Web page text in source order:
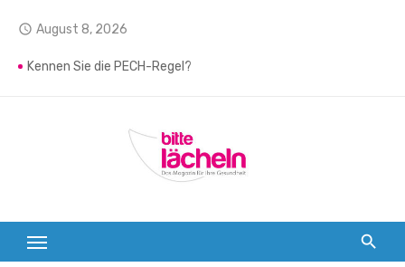
Inhalt
springen
access_time August 8, 2026
Interdentalreinigung – So gelingt sie am besten
Unfallfrei durch den Sommersport
Sommer, Sonne, Salbei
Rückenfit im Job
Faltenalarm